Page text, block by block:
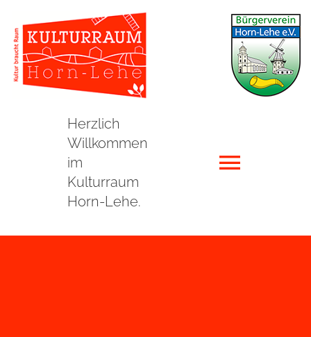
Inhalt
springen
Herzlich
Willkommen
im
Kulturraum
Horn-Lehe.
Toggle